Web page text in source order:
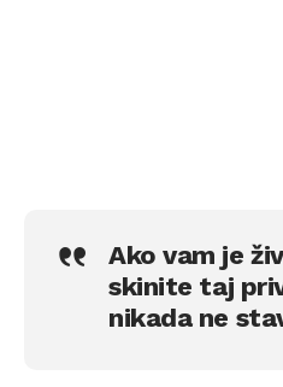
Ako vam je
skinite taj
nikada ne